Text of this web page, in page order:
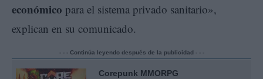
económico para el sistema privado sanitario»,
explican en su comunicado.
- - - Continúa leyendo después de la publicidad - - -
Corepunk MMORPG